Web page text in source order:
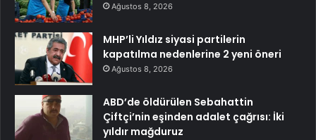
Ağustos 8, 2026
MHP’li Yıldız siyasi partilerin
kapatılma nedenlerine 2 yeni öneri
Ağustos 8, 2026
ABD’de öldürülen Sebahattin
Çiftçi’nin eşinden adalet çağrısı: İki
yıldır mağduruz